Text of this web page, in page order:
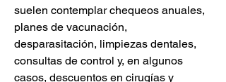
suelen contemplar chequeos anuales,
planes de vacunación,
desparasitación, limpiezas dentales,
consultas de control y, en algunos
casos, descuentos en cirugías y